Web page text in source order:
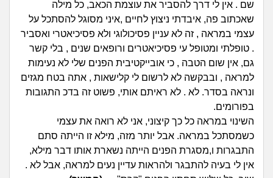
מהבקו"ם... ועד מתי?!
לימודים וסטודנטים
עבודה וקריירה
חברים ואנשים
בית, שכנים ושותפים
שם . אין לי דרך להסביר את עוצמת הכאב, כל מילה
שאכתוב פה, איבדתי ניצוץ לחיים ,איני מסוגל להסתכל על
עצמי במראה , זה לא עניין פסיכולוגי ולא פסיכיאטרי ואסביר
. טופלתי ומטופל עי פסיכיאטרים ורופאים שנים , בלי קשר
גם, אין שום הטבה , כי אובייקטיבית הפנים שלי לא נעימות
למראה , ובבקשה לא לרשום לי קלישאות , אתה בטח מגזים
ונראה בסדר. לא . לא ראיתם אותי, פשוט זה בדכ התגובות
בפורומים.
השינוי במראה כל כך קיצוני, אני לא רואה את עצמי
כשמסתכל במראה. אבל יותר מזה, מילא זו הייתה סתם
התבגרות ו,מסגרת הפנים הייתה נשארת אותו דבר מילא,
אין לי בעיה להתבגר ולהראות עדיין נעים למראה, אבל לא .